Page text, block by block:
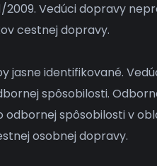
2009. Vedúci dopravy
cestnej dopravy.
jasne identifikované.
spôsobilosti.
odbornej spôsobilosti v
osobnej dopravy.